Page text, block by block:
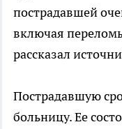
пострадавшей
включая
рассказал
Пострадавшую
больницу. Ее